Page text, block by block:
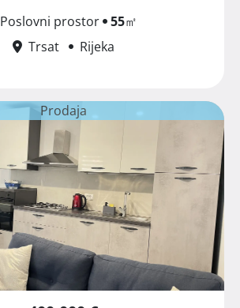
Poslovni prostor 55㎡
Trsat
Rijeka
Prodaja